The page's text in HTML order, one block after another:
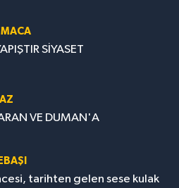
SİYASET
VE DUMAN'A
tarihten gelen sese kulak